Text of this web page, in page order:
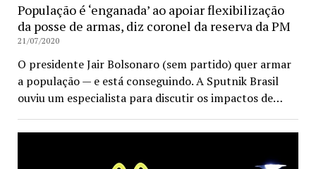
População é ‘enganada’ ao apoiar flexibilização
da posse de armas, diz coronel da reserva da PM
21/07/2020
O presidente Jair Bolsonaro (sem partido) quer armar
a população — e está conseguindo. A Sputnik Brasil
ouviu um especialista para discutir os impactos de…